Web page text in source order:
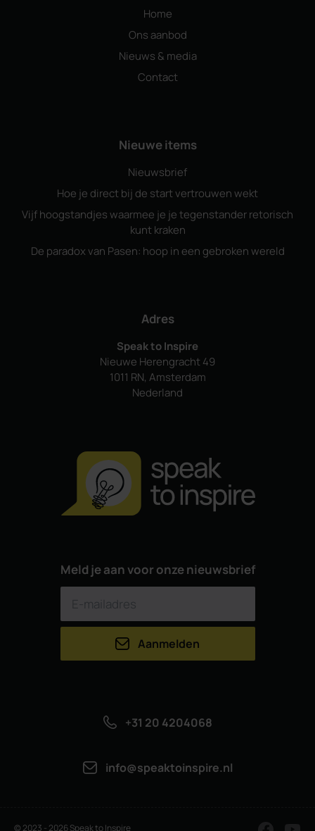
Home
Ons aanbod
Nieuws & media
Contact
Nieuwe items
Nieuwsbrief
Hoe je direct bij de start vertrouwen wekt
Vijf hoogstandjes waarmee je je tegenstander retorisch
kunt kraken
De paradox van Pasen: hoop in een gebroken wereld
Adres
Speak to Inspire
Nieuwe Herengracht 49
1011 RN, Amsterdam
Nederland
Meld je aan voor onze nieuwsbrief
Aanmelden
+31 20 4204068
info@speaktoinspire.nl
© 2023 - 2026 Speak to Inspire